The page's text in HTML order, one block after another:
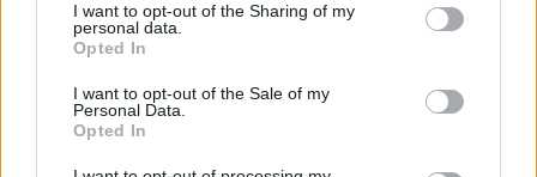
I want to opt-out of the Sharing of my
personal data.
Opted In
I want to opt-out of the Sale of my
Personal Data.
Opted In
Águeda volta ao centro do
mundo
Com história, tradição e uma das atmosferas mais